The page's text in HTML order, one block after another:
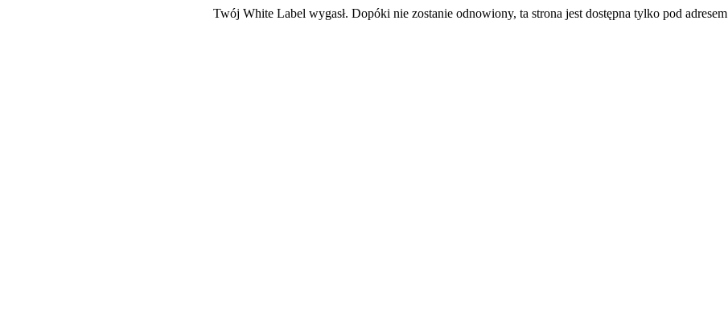
Twój White Label wygasł. Dopóki nie zostanie odnowiony, ta strona jest dostępna tylko pod adresem